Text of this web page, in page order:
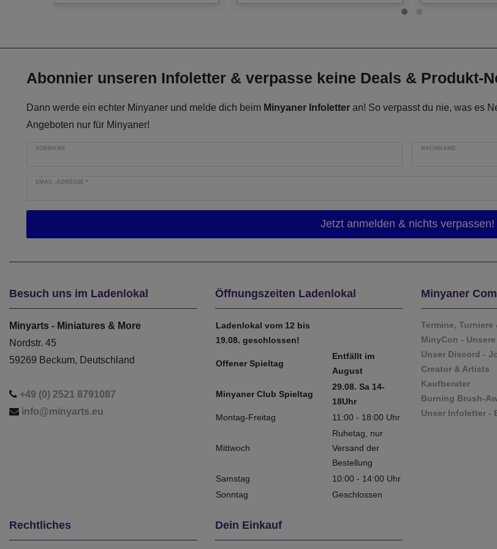
Abonnier unseren Infoletter & verpasse keine Deals & Produkt-
Dann werde ein echter Minyaner und melde dich beim Minyaner Infoletter an! So verpasst du nie, was es
Angeboten nur für Minyaner!
VORNAME NACHNAME
EMAIL-ADRESSE*
Besuch uns im Ladenlokal
Minyarts - Miniatures & More
Nordstr. 45
59269 Beckum, Deutschland
+49 (0) 2521 8791087
info@minyarts.eu
Öffnungszeiten Ladenlokal
Ladenlokal vom 12 bis
19.08. geschlossen!
Offener Spieltag
Entfällt im
August
Minyaner Club Spieltag
29.08. Sa 14-
18Uhr
Montag-Freitag
11:00 - 18:00 Uhr
Mittwoch
Ruhetag, nur
Versand der
Bestellung
Samstag
10:00 - 14:00 Uhr
Sonntag
Geschlossen
Minyaner
Termine, Turniere
MinyCon -
Unser Discord -
Creator & Artists
Kaufberater
Burning Brush-
Unser Infoletter -
Rechtliches Dein Einkauf